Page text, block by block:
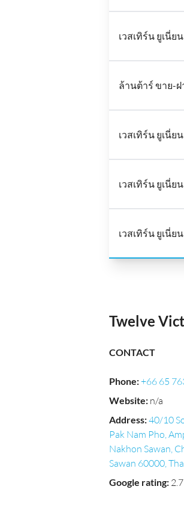
เวสเทิร์น ยูเนี่ยน
ล้านต้าร์ ขาย-ฝ
เวสเทิร์น ยูเนี่ยน
เวสเทิร์น ยูเนี่ยน
เวสเทิร์น ยูเนี่ยน
Twelve
CONTACT
Phone:+66 65
Website: n/a
Address:40/10
Pak Nam Pho,
Nakhon Sawan,
Sawan 60000,
Google rating: